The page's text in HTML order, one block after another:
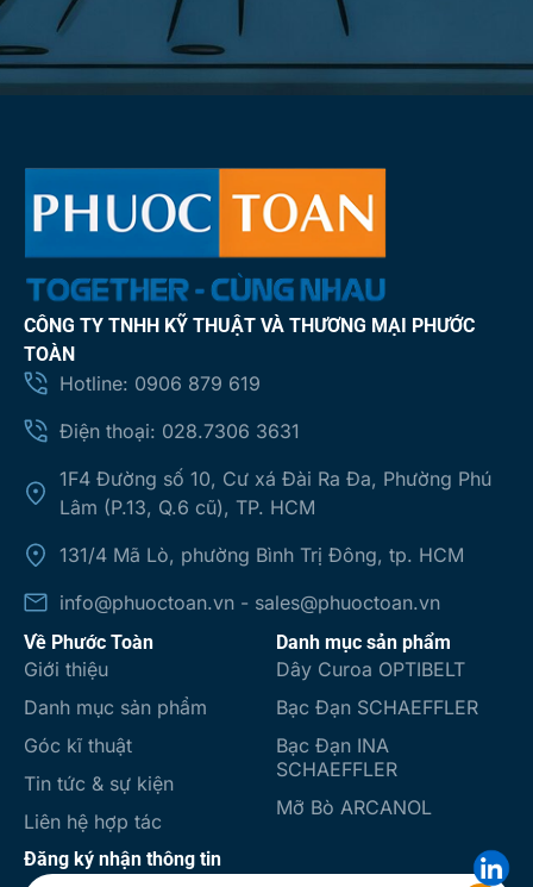
CÔNG TY TNHH KỸ THUẬT VÀ THƯƠNG MẠI PHƯỚC
TOÀN
Hotline: 0906 879 619
Điện thoại: 028.7306 3631
1F4 Đường số 10, Cư xá Đài Ra Đa, Phường Phú
Lâm (P.13, Q.6 cũ), TP. HCM
131/4 Mã Lò, phường Bình Trị Đông, tp. HCM
info@phuoctoan.vn - sales@phuoctoan.vn
Về Phước Toàn
Giới thiệu
Danh mục sản phẩm
Góc kĩ thuật
Tin tức & sự kiện
Liên hệ hợp tác
Danh mục sản phẩm
Dây Curoa OPTIBELT
Bạc Đạn SCHAEFFLER
Bạc Đạn INA
SCHAEFFLER
Mỡ Bò ARCANOL
Đăng ký nhận thông tin